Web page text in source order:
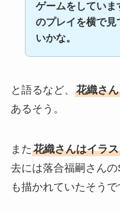
ゲームをしていま
のプレイを横で見
いかな。
と語るなど、 花織さ
あるそう。
また花織さんはイラ
去には落合福嗣さん
も描かれていたそうで